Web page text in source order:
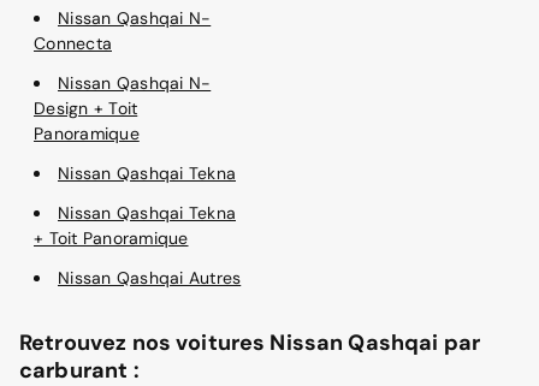
Nissan Qashqai N-
Connecta
Nissan Qashqai N-
Design + Toit
Panoramique
Nissan Qashqai Tekna
Nissan Qashqai Tekna
+ Toit Panoramique
Nissan Qashqai Autres
Retrouvez nos voitures Nissan Qashqai par
carburant :